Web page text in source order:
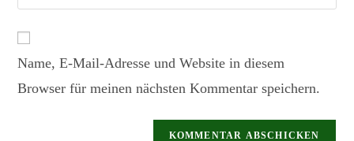
Name, E-Mail-Adresse und Website in diesem
Browser für meinen nächsten Kommentar speichern.